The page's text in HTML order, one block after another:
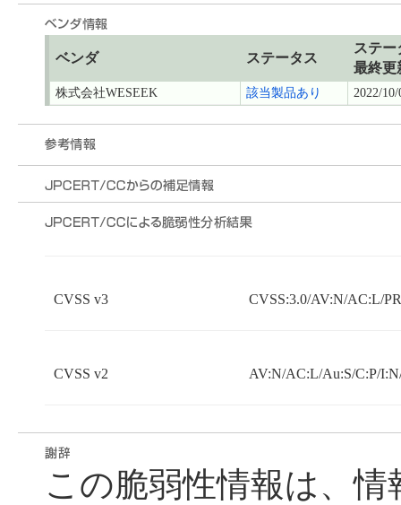
ベンダ ステータス
ステー
最終更
株式会社WESEEK 該当製品あり 2022/10/
CVSS v3 CVSS:3.0/AV:N/AC:L/
CVSS v2 AV:N/AC:L/Au:S/C:P/
この脆弱性情報は、